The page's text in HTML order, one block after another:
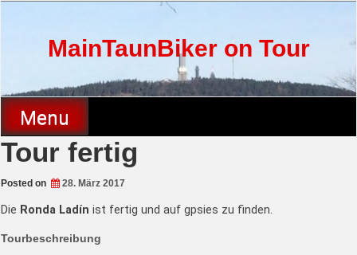
MainTaunBiker on Tour
Menu
Tour fertig
Posted on 28. März 2017
Die Ronda Ladín ist fertig und auf gpsies zu finden.
Tourbeschreibung